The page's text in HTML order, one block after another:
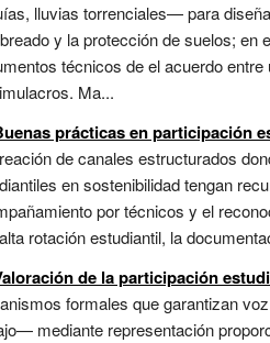
lluvias torrenciales— para
y la protección de suelos; en
técnicos de el acuerdo
Ma...
prácticas en participación
de canales estructurados
en sostenibilidad tengan
por técnicos y el
rotación estudiantil, la
de la participación
formales que garantizan
mediante representación